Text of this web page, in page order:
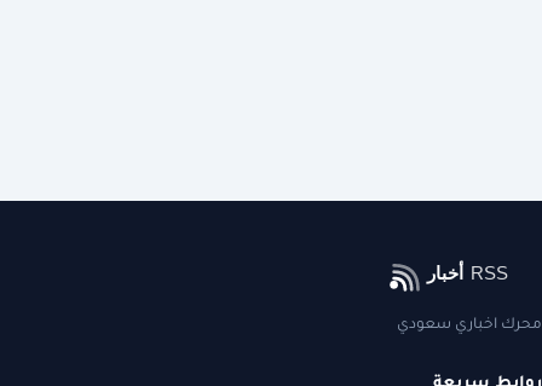
محرك اخباري سعودي